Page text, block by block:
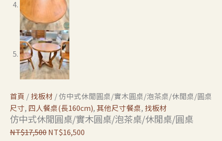
首頁 /找板材 / 仿中式休閒圓桌/實木圓桌/泡茶桌/休閒桌/圓桌
尺寸, 四人餐桌(長160cm),其他尺寸餐桌,找板材
仿中式休閒圓桌/實木圓桌/泡茶桌/休閒桌/圓桌
NT$17,500NT$16,500